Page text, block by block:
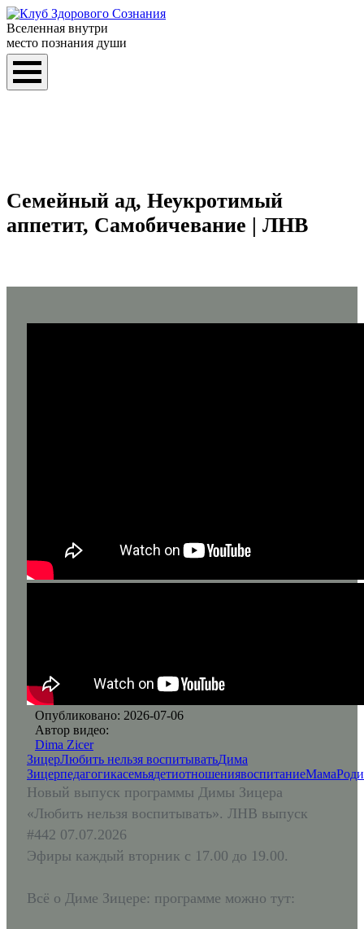
Вселенная внутри
место познания души
Семейный ад, Неукротимый
аппетит, Самобичевание | ЛНВ
Опубликовано: 2026-07-06
Автор видео:
Dima Zicer
ЗицерЛюбить нельзя воспитыватьДима
ЗицерпедагогикасемьядетиотношениявоспитаниеМама
Новый выпуск программы Димы Зицера
«Любить нельзя воспитывать». ЛНВ выпуск
#442 07.07.2026
Эфиры каждый вторник с 17.00 до 19.00.
Всё о Диме Зицере: программе можно тут: